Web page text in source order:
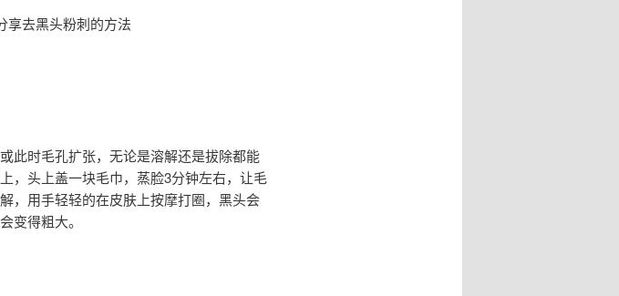
享去黑头粉刺的方法
此时毛孔扩张，无论是溶解还是拔除都能
，头上盖一块毛巾，蒸脸3分钟左右，让毛
，用手轻轻的在皮肤上按摩打圈，黑头会
变得粗大。